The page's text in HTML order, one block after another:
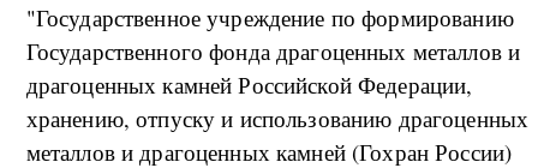
"Государственное учреждение по формированию
Государственного фонда драгоценных металлов и
драгоценных камней Российской Федерации,
хранению, отпуску и использованию драгоценных
металлов и драгоценных камней (Гохран России)